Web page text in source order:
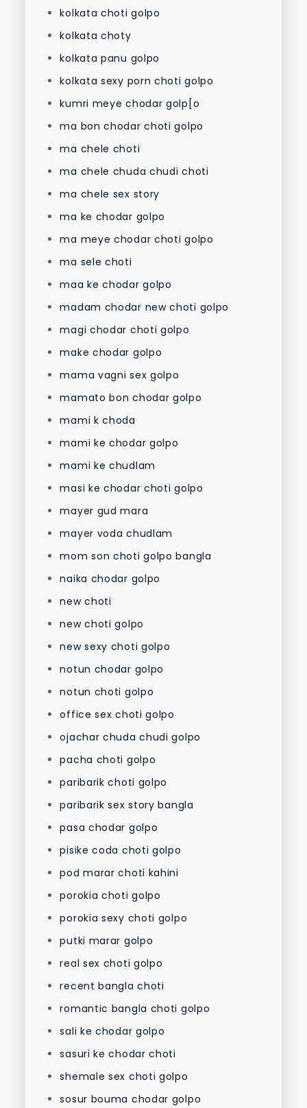
kolkata choti golpo
kolkata choty
kolkata panu golpo
kolkata sexy porn choti golpo
kumri meye chodar golp[o
ma bon chodar choti golpo
ma chele choti
ma chele chuda chudi choti
ma chele sex story
ma ke chodar golpo
ma meye chodar choti golpo
ma sele choti
maa ke chodar golpo
madam chodar new choti golpo
magi chodar choti golpo
make chodar golpo
mama vagni sex golpo
mamato bon chodar golpo
mami k choda
mami ke chodar golpo
mami ke chudlam
masi ke chodar choti golpo
mayer gud mara
mayer voda chudlam
mom son choti golpo bangla
naika chodar golpo
new choti
new choti golpo
new sexy choti golpo
notun chodar golpo
notun choti golpo
office sex choti golpo
ojachar chuda chudi golpo
pacha choti golpo
paribarik choti golpo
paribarik sex story bangla
pasa chodar golpo
pisike coda choti golpo
pod marar choti kahini
porokia choti golpo
porokia sexy choti golpo
putki marar golpo
real sex choti golpo
recent bangla choti
romantic bangla choti golpo
sali ke chodar golpo
sasuri ke chodar choti
shemale sex choti golpo
sosur bouma chodar golpo